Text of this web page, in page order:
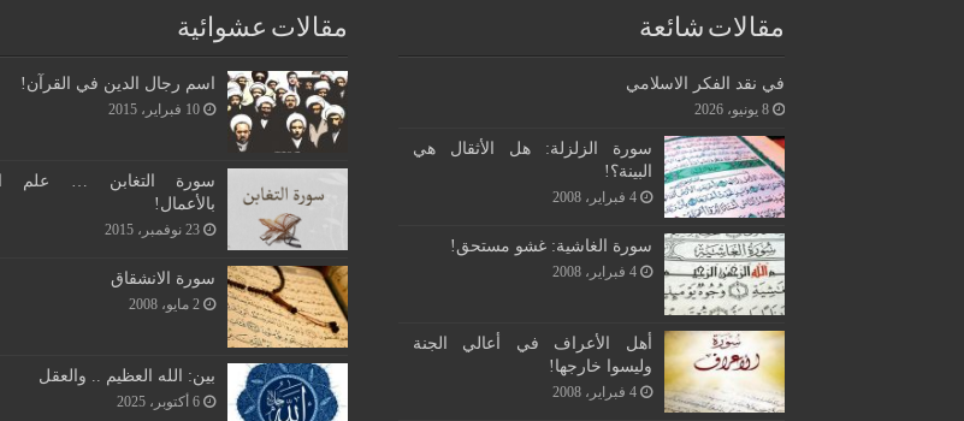
مقالات شائعة
في نقد الفكر الاسلامي
8 يونيو، 2026
سورة الزلزلة: هل الأثقال هي
البينة؟!
4 فبراير، 2008
سورة الغاشية: غشو مستحق!
4 فبراير، 2008
أهل الأعراف في أعالي الجنة
وليسوا خارجها!
4 فبراير، 2008
مقالات عشوائية
اسم رجال الدين في القرآن!
10 فبراير، 2015
سورة التغابن … علم
بالأعمال!
23 نوفمبر، 2015
سورة الانشقاق
2 مايو، 2008
بين: الله العظيم .. والعقل
6 أكتوبر، 2025